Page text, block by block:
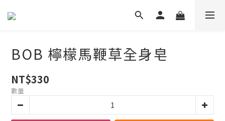
BOB 檸檬馬鞭草全身皂
NT$330
數量